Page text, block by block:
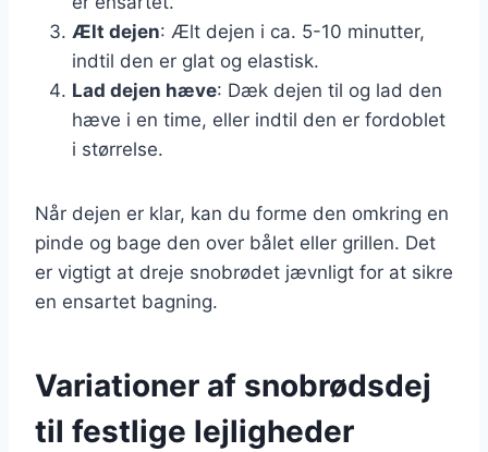
Ælt dejen: Ælt dejen i ca. 5-10 minutter,
indtil den er glat og elastisk.
Lad dejen hæve: Dæk dejen til og lad den
hæve i en time, eller indtil den er fordoblet
i størrelse.
Når dejen er klar, kan du forme den omkring en
pinde og bage den over bålet eller grillen. Det
er vigtigt at dreje snobrødet jævnligt for at sikre
en ensartet bagning.
Variationer af snobrødsdej
til festlige lejligheder